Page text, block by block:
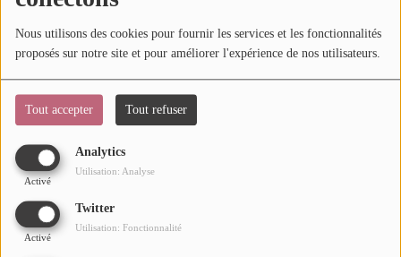
Nous utilisons des cookies pour fournir les services et les fonctionnalités
proposés sur notre site et pour améliorer l'expérience de nos utilisateurs.
Tout accepter Tout refuser
Analytics
Activé
Utilisation: Analyse
Twitter
Activé
Utilisation: Fonctionnalité
Mode
Buzz
Dossiers
AGENDA
Concerts
Depuis le 14 novembre 2024, ils reviennent sur scène !
Black Legends est le plus bel hommage à la musique noire
américaine avec de bonnes vibrations soul, gospel, motown,